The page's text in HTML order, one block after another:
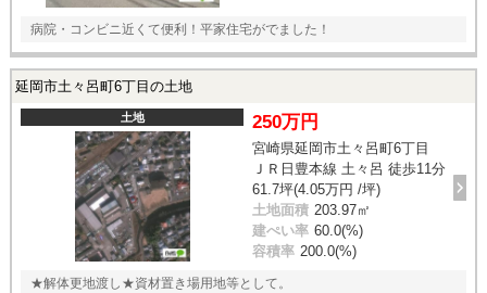
病院・コンビニ近くて便利！平家住宅がでました！
延岡市土々呂町6丁目の土地
土地 250万円
宮崎県延岡市土々呂町6丁目
ＪＲ日豊本線 土々呂 徒歩11分
61.7坪(4.05万円 /坪)
土地面積 203.97㎡
建ぺい率 60.0(%)
容積率 200.0(%)
★解体更地渡し★資材置き場用地等として。